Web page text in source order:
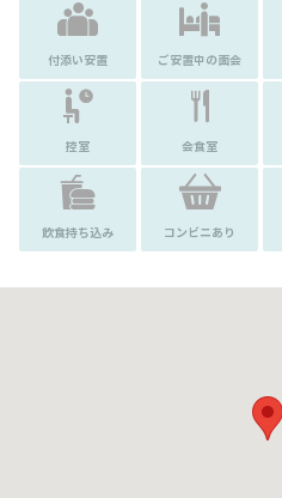
付添い安置 ご安置中の面会
控室 会食室
飲食持ち込み コンビニあり